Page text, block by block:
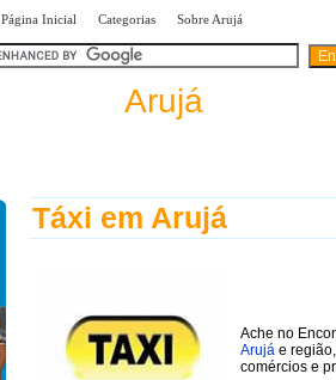
Página Inicial Categorias Sobre Arujá
Arujá
Táxi em Arujá
Ache no
Arujá e
comércios e